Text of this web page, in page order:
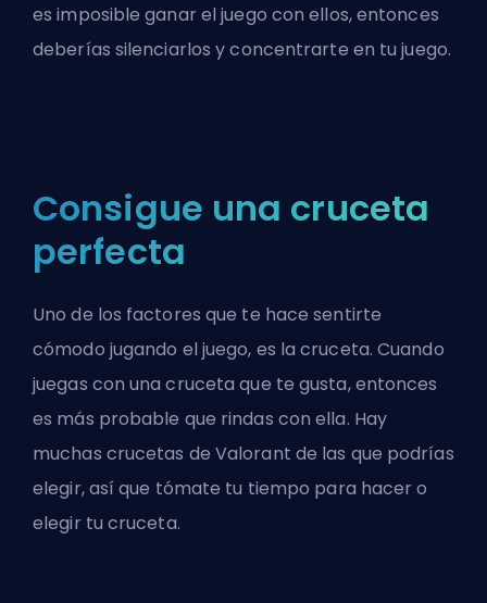
es imposible ganar el juego con ellos, entonces
deberías silenciarlos y concentrarte en tu juego.
Consigue una cruceta
perfecta
Uno de los factores que te hace sentirte
cómodo jugando el juego, es la cruceta. Cuando
juegas con una cruceta que te gusta, entonces
es más probable que rindas con ella. Hay
muchas crucetas de Valorant de las que podrías
elegir, así que tómate tu tiempo para hacer o
elegir tu cruceta.